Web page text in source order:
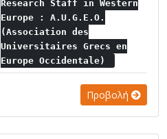
Research Staff in Western
Europe : A.U.G.E.O.
(Association des
Universitaires Grecs en
Europe Occidentale)
Προβολή